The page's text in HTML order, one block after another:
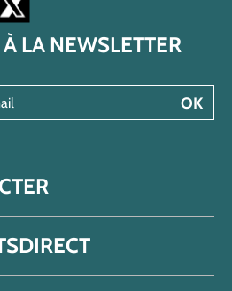
Instagram
page Facebook
à notre compte Pinterest
Accéder à notre compte Twitter/X
LA NEWSLETTER
OK